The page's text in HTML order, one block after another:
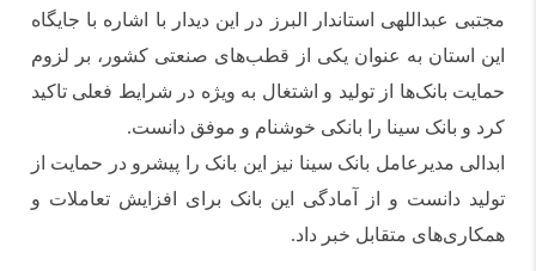
مجتبی عبداللهی استاندار البرز در این دیدار با اشاره با جایگاه
این استان به عنوان یکی از قطب‌های صنعتی کشور، بر لزوم
حمایت بانک‌ها از تولید و اشتغال به ویژه در شرایط فعلی تاکید
کرد و بانک سینا را بانکی خوشنام و موفق دانست.
ابدالی مدیرعامل بانک سینا نیز این بانک را پیشرو در حمایت از
تولید دانست و از آمادگی این بانک برای افزایش تعاملات و
همکاری‌های متقابل خبر داد.